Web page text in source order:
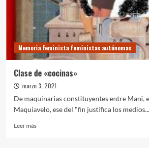
Memoria Feminista feministas autónomas
Clase de «cocinas»
marzo 3, 2021
De maquinarias constituyentes entre Mani,
Maquiavelo, ese del "fin justifica los
Leer másLeer